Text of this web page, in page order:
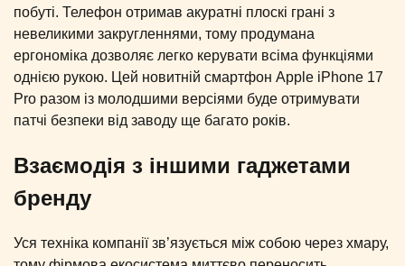
побуті. Телефон отримав акуратні плоскі грані з
невеликими закругленнями, тому продумана
ергономіка дозволяє легко керувати всіма функціями
однією рукою. Цей новитній смартфон Apple iPhone 17
Pro разом із молодшими версіями буде отримувати
патчі безпеки від заводу ще багато років.
Взаємодія з іншими гаджетами
бренду
Уся техніка компанії зв’язується між собою через хмару,